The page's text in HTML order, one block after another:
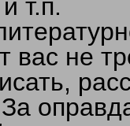
т.п.
вас не